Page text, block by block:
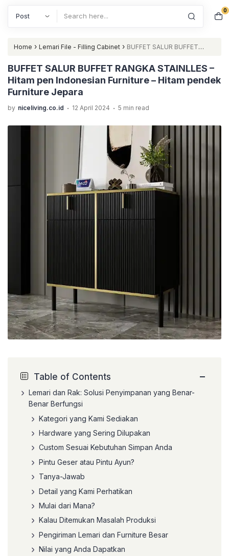
0
Home › Lemari File - Filling Cabinet › BUFFET SALUR BUFFET
RANGKA STAINLLES – Hitam pen Indonesian Furniture – Hitam
pendek Furniture Jepara
BUFFET SALUR BUFFET RANGKA STAINLLES –
Hitam pen Indonesian Furniture – Hitam pendek
Furniture Jepara
by niceliving.co.id . 12 April 2024 . 5 min read
Table of Contents −
Lemari dan Rak: Solusi Penyimpanan yang Benar-
Benar Berfungsi
Kategori yang Kami Sediakan
Hardware yang Sering Dilupakan
Custom Sesuai Kebutuhan Simpan Anda
Pintu Geser atau Pintu Ayun?
Tanya-Jawab
Detail yang Kami Perhatikan
Mulai dari Mana?
Kalau Ditemukan Masalah Produksi
Pengiriman Lemari dan Furniture Besar
Nilai yang Anda Dapatkan